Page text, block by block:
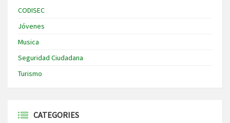
CODISEC
Jóvenes
Musica
Seguridad Ciudadana
Turismo
CATEGORIES